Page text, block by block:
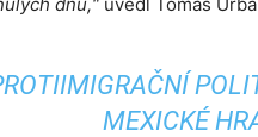
MEXICKÉ